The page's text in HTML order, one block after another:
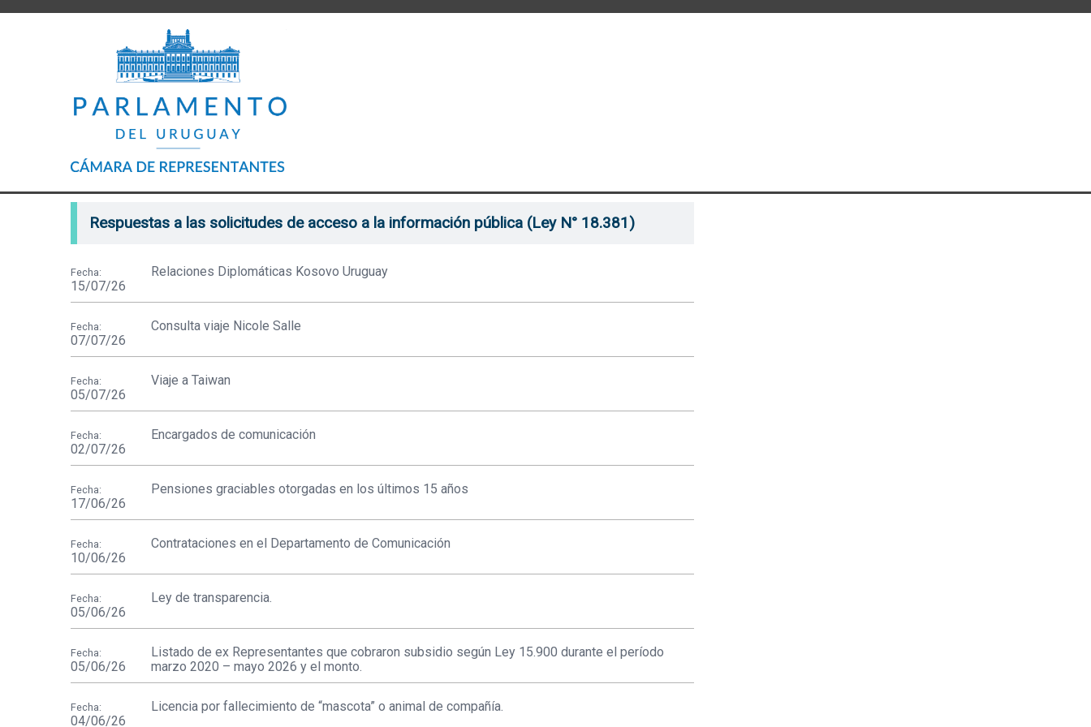
Respuestas a las solicitudes de acceso a la información pública (Ley N° 18.381)
Fecha:
15/07/26
Relaciones Diplomáticas Kosovo Uruguay
Fecha:
07/07/26
Consulta viaje Nicole Salle
Fecha:
05/07/26
Viaje a Taiwan
Fecha:
02/07/26
Encargados de comunicación
Fecha:
17/06/26
Pensiones graciables otorgadas en los últimos 15 años
Fecha:
10/06/26
Contrataciones en el Departamento de Comunicación
Fecha:
05/06/26
Ley de transparencia.
Fecha:
05/06/26
Listado de ex Representantes que cobraron subsidio según Ley 15.900 durante el período
marzo 2020 – mayo 2026 y el monto.
Fecha:
04/06/26
Licencia por fallecimiento de “mascota” o animal de compañía.